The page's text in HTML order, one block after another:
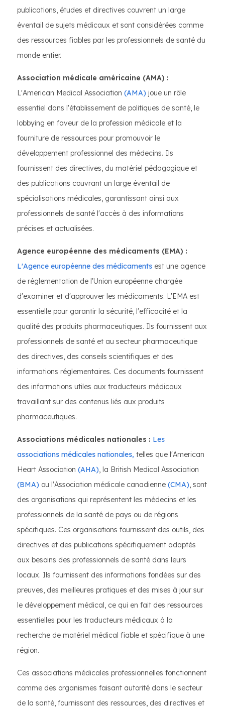
publications, études et directives couvrent un large
éventail de sujets médicaux et sont considérées comme
des ressources fiables par les professionnels de santé du
monde entier.
Association médicale américaine (AMA) :
L'American Medical Association (AMA) joue un rôle
essentiel dans l'établissement de politiques de santé, le
lobbying en faveur de la profession médicale et la
fourniture de ressources pour promouvoir le
développement professionnel des médecins. Ils
fournissent des directives, du matériel pédagogique et
des publications couvrant un large éventail de
spécialisations médicales, garantissant ainsi aux
professionnels de santé l'accès à des informations
précises et actualisées.
Agence européenne des médicaments (EMA) :
L'Agence européenne des médicaments est une agence
de réglementation de l'Union européenne chargée
d'examiner et d'approuver les médicaments. L'EMA est
essentielle pour garantir la sécurité, l'efficacité et la
qualité des produits pharmaceutiques. Ils fournissent aux
professionnels de santé et au secteur pharmaceutique
des directives, des conseils scientifiques et des
informations réglementaires. Ces documents fournissent
des informations utiles aux traducteurs médicaux
travaillant sur des contenus liés aux produits
pharmaceutiques.
Associations médicales nationales : Les
associations médicales nationales, telles que l'American
Heart Association (AHA), la British Medical Association
(BMA) ou l'Association médicale canadienne (CMA), sont
des organisations qui représentent les médecins et les
professionnels de la santé de pays ou de régions
spécifiques. Ces organisations fournissent des outils, des
directives et des publications spécifiquement adaptés
aux besoins des professionnels de santé dans leurs
locaux. Ils fournissent des informations fondées sur des
preuves, des meilleures pratiques et des mises à jour sur
le développement médical, ce qui en fait des ressources
essentielles pour les traducteurs médicaux à la
recherche de matériel médical fiable et spécifique à une
région.
Ces associations médicales professionnelles fonctionnent
comme des organismes faisant autorité dans le secteur
de la santé, fournissant des ressources, des directives et